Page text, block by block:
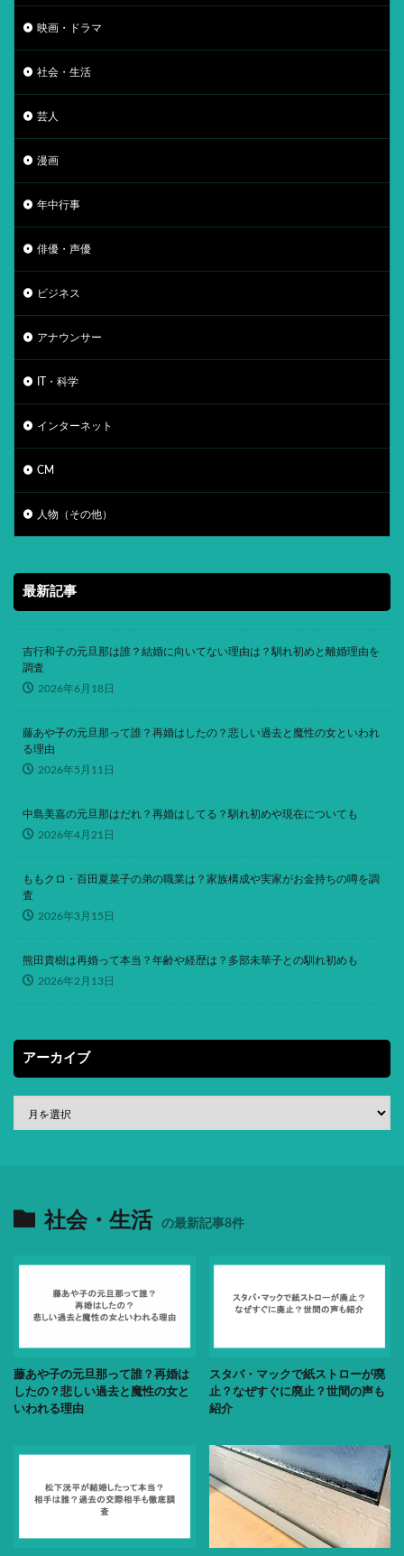
映画・ドラマ
社会・生活
芸人
漫画
年中行事
俳優・声優
ビジネス
アナウンサー
IT・科学
インターネット
CM
人物（その他）
最新記事
吉行和子の元旦那は誰？結婚に向いてない理由は？馴れ初めと離婚理由を
調査
2026年6月18日
藤あや子の元旦那って誰？再婚はしたの？悲しい過去と魔性の女といわれ
る理由
2026年5月11日
中島美嘉の元旦那はだれ？再婚はしてる？馴れ初めや現在についても
2026年4月21日
ももクロ・百田夏菜子の弟の職業は？家族構成や実家がお金持ちの噂を調
査
2026年3月15日
熊田貴樹は再婚って本当？年齢や経歴は？多部未華子との馴れ初めも
2026年2月13日
アーカイブ
社会・生活 の最新記事8件
藤あや子の元旦那って誰？再婚は
したの？悲しい過去と魔性の女と
いわれる理由
スタバ・マックで紙ストローが廃
止？なぜすぐに廃止？世間の声も
紹介